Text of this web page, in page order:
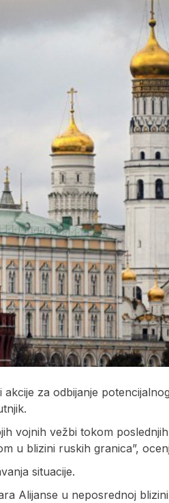
za odbijanje
vojnih vežbi tokom
u blizini ruskih granica”,
situacije.
Alijanse u neposrednoj